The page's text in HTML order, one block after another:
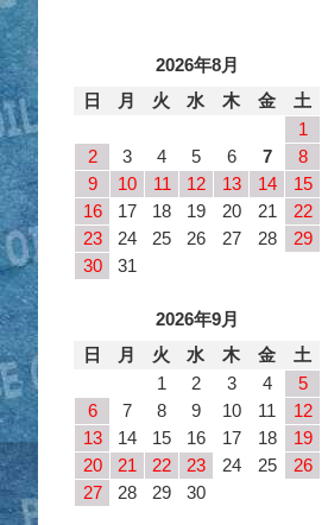
2026年8月
日
月 火 水 木 金
土
1
2
3 4 5 6 7
8
9
10 11 12 13 14
15
16
17 18 19 20 21
22
23
24 25 26 27 28
29
30
31
2026年9月
日
月 火 水 木 金
土
1
2 3 4
5
6
7 8 9 10 11
12
13
14 15 16 17 18
19
20
21 22 23 24 25
26
27
28 29 30